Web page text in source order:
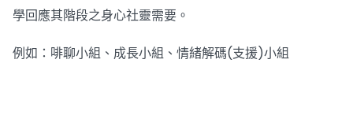
學回應其階段之身心社靈需要。
例如：啡聊小組、成長小組、情緒解碼(支援)小組